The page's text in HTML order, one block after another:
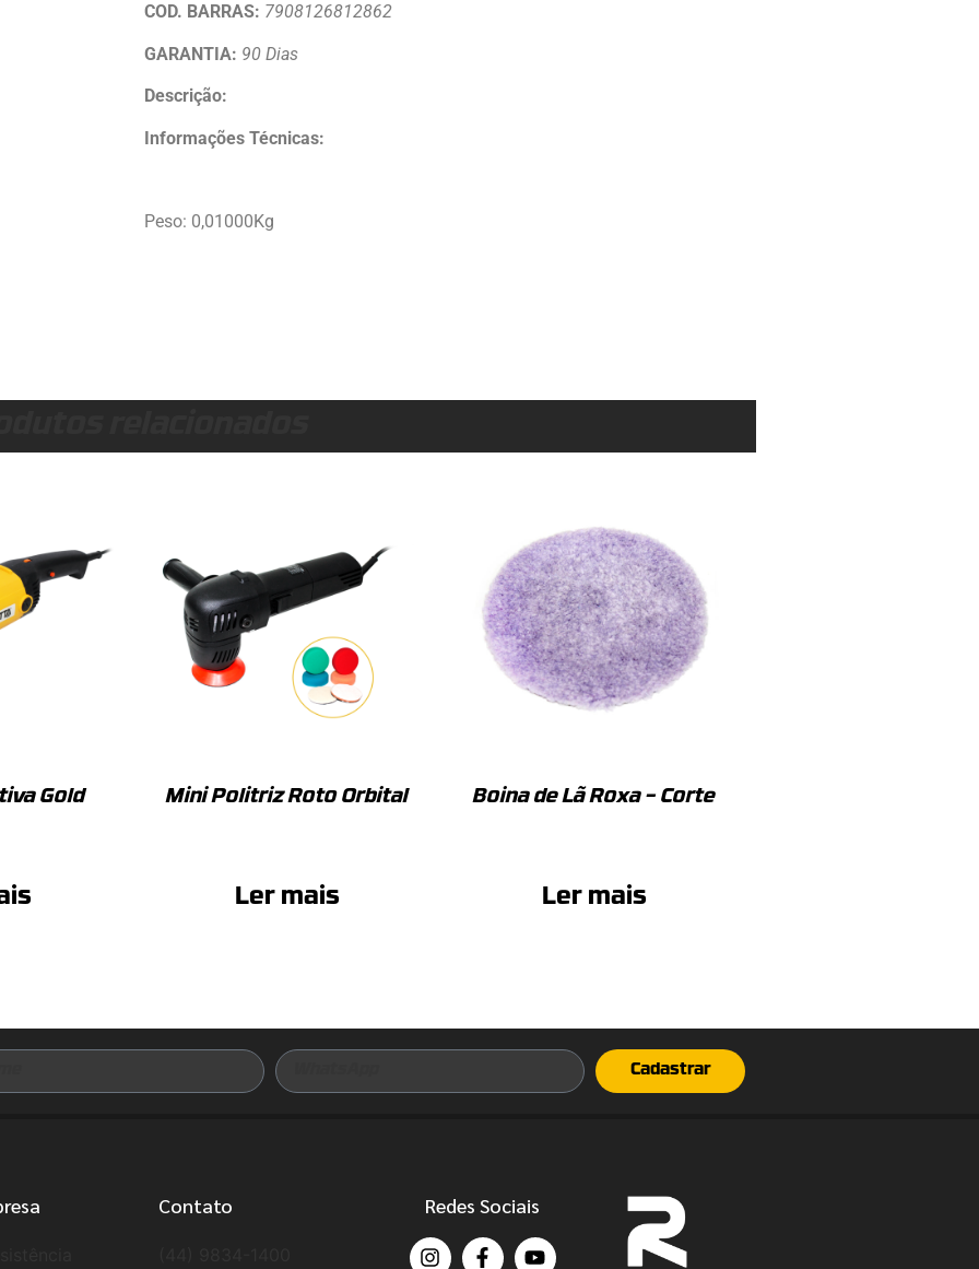
COD. BARRAS: 7908126812862
GARANTIA: 90 Dias
Descrição:
Informações Técnicas:
Peso: 0,01000Kg
Gold Mini Politriz Roto Orbital
Ler mais
Boina de Lã Roxa – Corte
Ler mais
Cadastrar
Contato Redes Sociais